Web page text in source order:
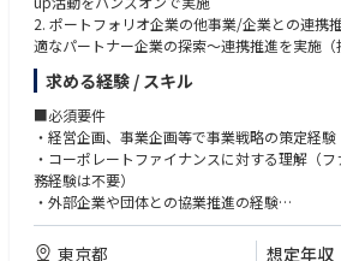
・人に対して真摯に向き合い、常に敬意と感謝
・交友関係を広げ深めることに恐れのない方
・人に答えを求めるのではなく、自分で考え自
・「心の豊かさ」を大切にできる方
・素直に、吸収しながら自己変革を恐れず実行
2. ポートフォリオ企業の他事業/企業との連携
適なパートナー企業の探索～連携推進を実施（
3. 国内外スタートアップ/中堅中小企業への出
内外スタートアップ、及び国内外の中堅中小企
ソーシング及びDD、投資委員会資料の作成、契
4. 国内外PEファンド/VCファンド等へのLP出資
記投資活動に資する国内外ファンドへLP出資
進
5. 投資戦略の策定：担当Dと協力しながら、
6. ラーニングの組織知化： Value up経験を種
求める経験 / スキル
■必須要件
・経営企画、事業企画等で事業戦略の策定経験
・コーポレートファイナンスに対する理解（
務経験は不要）
・外部企業や団体との協業推進の経験
・ビジネス英語
東京都 想定年収